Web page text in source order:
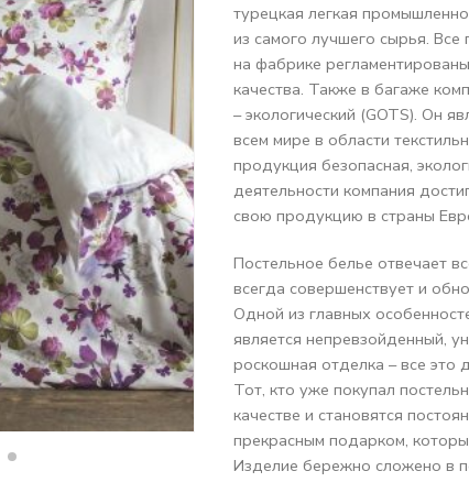
турецкая легкая
из самого лучшего сырья.
на фабрике
качества. Также в багаже
– экологический (GOTS). Он
всем мире в области
продукция безопасная,
деятельности компания
свою продукцию в страны
Постельное белье отвечает
всегда совершенствует и
Одной из главных
является непревзойденный,
роскошная отделка – все это
Тот, кто уже покупал
качестве и становятся
прекрасным подарком,
Изделие бережно сложено в